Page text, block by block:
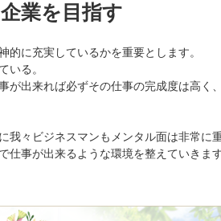
業を目指す
的に充実しているかを重要とします。
いる。
が出来れば必ずその仕事の完成度は高く
我々ビジネスマンもメンタル面は非常に重
事が出来るような環境を整えていきます